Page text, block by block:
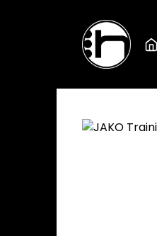
Zum Hauptinhalt
Zur
BÄLLE
Bildergalerie